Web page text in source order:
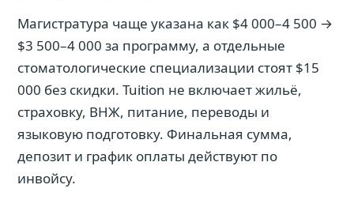
Магистратура чаще указана как $4 000–4 500 →
$3 500–4 000 за программу, а отдельные
стоматологические специализации стоят $15
000 без скидки. Tuition не включает жильё,
страховку, ВНЖ, питание, переводы и
языковую подготовку. Финальная сумма,
депозит и график оплаты действуют по
инвойсу.